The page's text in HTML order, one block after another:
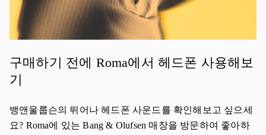
구매하기 전에 Roma에서 헤드폰 사용해보
기
뱅앤울룹슨의 뛰어나 헤드폰 사운드를 확인해보고 싶으세
요? Roma에 있는 Bang & Olufsen 매장을 방문하여 좋아하